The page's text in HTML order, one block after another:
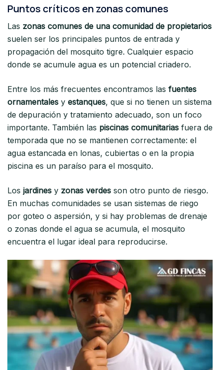
Puntos críticos en zonas comunes
Las zonas comunes de una comunidad de propietarios
suelen ser los principales puntos de entrada y
propagación del mosquito tigre. Cualquier espacio
donde se acumule agua es un potencial criadero.
Entre los más frecuentes encontramos las fuentes
ornamentales y estanques, que si no tienen un sistema
de depuración y tratamiento adecuado, son un foco
importante. También las piscinas comunitarias fuera de
temporada que no se mantienen correctamente: el
agua estancada en lonas, cubiertas o en la propia
piscina es un paraíso para el mosquito.
Los jardines y zonas verdes son otro punto de riesgo.
En muchas comunidades se usan sistemas de riego
por goteo o aspersión, y si hay problemas de drenaje
o zonas donde el agua se acumula, el mosquito
encuentra el lugar ideal para reproducirse.